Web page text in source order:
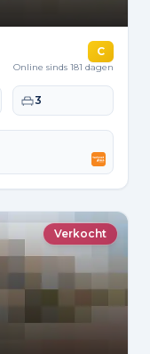
C
Online sinds 181 dagen
Slaapkamers
3
Verkocht